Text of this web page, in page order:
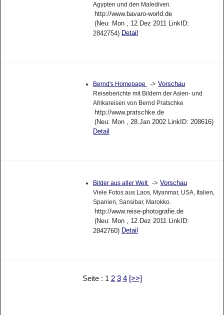
Agypten und den Malediven.
http://www.bavaro-world.de
(Neu: Mon , 12.Dez 2011 LinkID:
2842754) Detail
Bernd's Homepage -> Vorschau
Reiseberichte mit Bildern der Asien- und
Afrikareisen von Bernd Pratschke
http://www.pratschke.de
(Neu: Mon , 28.Jan 2002 LinkID: 208616)
Detail
Bilder aus aller Welt -> Vorschau
Viele Fotos aus Laos, Myanmar, USA, Italien,
Spanien, Sansibar, Marokko.
http://www.reise-photografie.de
(Neu: Mon , 12.Dez 2011 LinkID:
2842760) Detail
Seite : 1 2 3 4 [>>]